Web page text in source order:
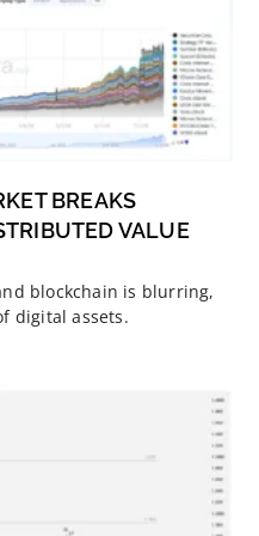
BREAKS
VALUE
blockchain is blurring,
digital assets.